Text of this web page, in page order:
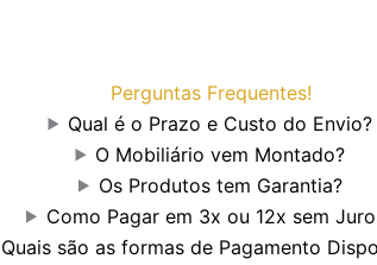
Perguntas Frequentes!
Qual é o Prazo e Custo do Envio?
O Mobiliário vem Montado?
Os Produtos tem Garantia?
Como Pagar em 3x ou 12x sem
Quais são as formas de Pagamento